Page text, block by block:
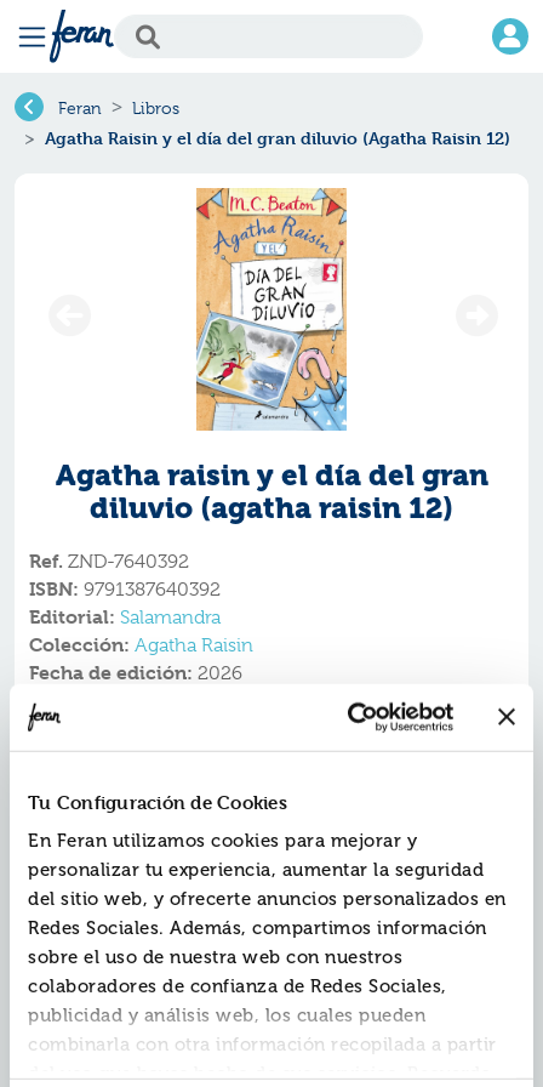
Tu Configuración de Cookies
En Feran utilizamos cookies para mejorar y
personalizar tu experiencia, aumentar la seguridad
del sitio web, y ofrecerte anuncios personalizados en
Redes Sociales. Además, compartimos información
sobre el uso de nuestra web con nuestros
colaboradores de confianza de Redes Sociales,
publicidad y análisis web, los cuales pueden
combinarla con otra información recopilada a partir
Feran Libros
Agatha Raisin y el día del gran diluvio (Agatha Raisin 12)
Agatha raisin y el día del gran
diluvio (agatha raisin 12)
Ref. ZND-7640392
ISBN: 9791387640392
Editorial: Salamandra
Colección: Agatha Raisin
Fecha de edición: 2026
Vuelven el humor británico más mordaz y la heroína
Más de 10 millones de lectores en todo el mundo.
La felicidad conyugal le dura poco a Agatha. Una vez
más, su marido James la ha abandonado, y ella decide
huir lejos: toma un avión rumbo al Pacífico Sur con la
esperanza de curar su corazón roto. Allí conoce a una
encantadora pareja de recién casados? hasta que la
tragedia irrumpe cuando la novia muere ahogada de
forma tan repentina como misteriosa. De regreso a
Inglaterra, una auténtica inundación azota los apacibles
Cotswolds, dejando al pequeño pueblo de Carsely
sumergido bajo las aguas. Entre la lluvia incesante y el
desaliento, Agatha presencia una escena escalofriante: